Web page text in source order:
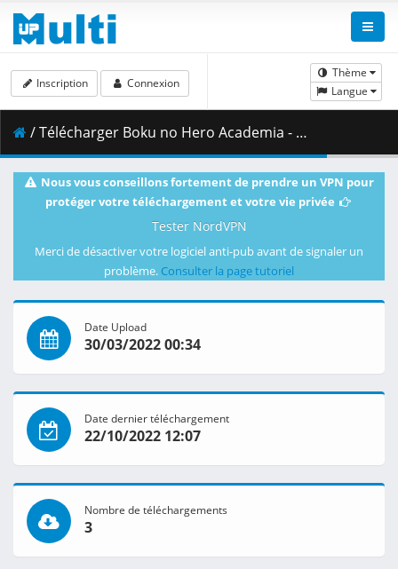
Thème
Langue
Inscription Connexion
/ Télécharger Boku no Hero Academia - S05E08 - UNCUT 1080p WEB H.264 -NanDesuKa (FUNi).mkv.001 ( 388.91 MB )
Nous vous conseillons fortement de prendre un VPN pour
protéger votre téléchargement et votre vie privée
Tester NordVPN
Merci de désactiver votre logiciel anti-pub avant de signaler un
problème. Consulter la page tutoriel
Date Upload
30/03/2022 00:34
Date dernier téléchargement
22/10/2022 12:07
Nombre de téléchargements
3